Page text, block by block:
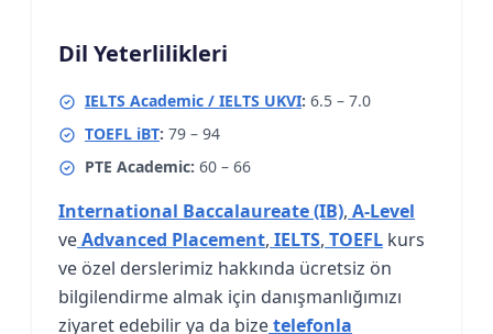
Dil Yeterlilikleri
IELTS Academic / IELTS UKVI: 6.5 – 7.0
TOEFL iBT: 79 – 94
PTE Academic: 60 – 66
International Baccalaureate (IB), A-Level
veAdvanced Placement, IELTS, TOEFL kurs
ve özel derslerimiz hakkında ücretsiz ön
bilgilendirme almak için danışmanlığımızı
ziyaret edebilir ya da bizetelefonla